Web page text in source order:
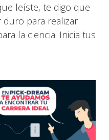
leíste, te digo que
para realizar
la ciencia. Inicia tus